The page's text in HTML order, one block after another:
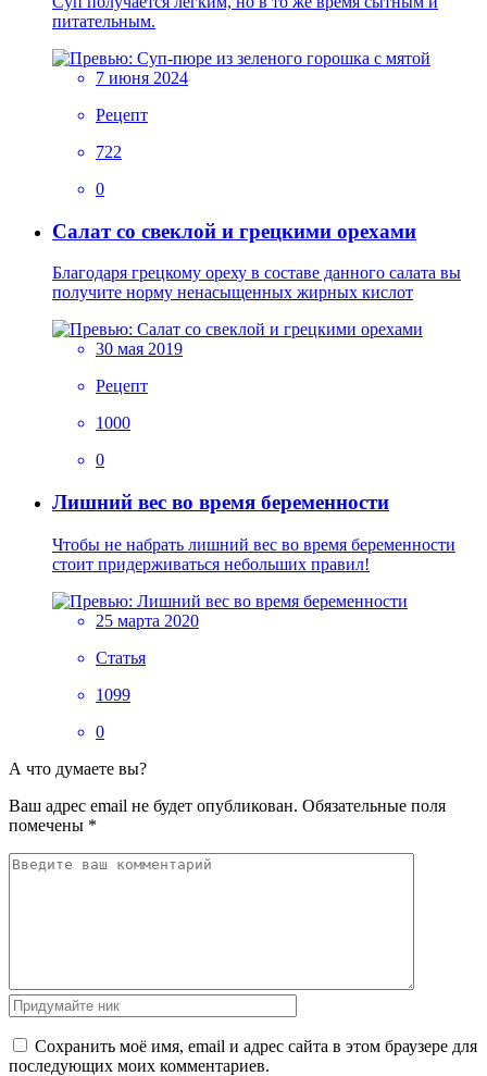
питательным.
7 июня 2024
Рецепт
722
0
Салат со свеклой и грецкими орехами
Благодаря грецкому ореху в составе данного салата вы
получите норму ненасыщенных жирных кислот
30 мая 2019
Рецепт
1000
0
Лишний вес во время беременности
Чтобы не набрать лишний вес во время беременности
стоит придерживаться небольших правил!
25 марта 2020
Статья
1099
0
А что думаете вы?
Ваш адрес email не будет опубликован. Обязательные поля
помечены *
Сохранить моё имя, email и адрес сайта в этом браузере для
последующих моих комментариев.